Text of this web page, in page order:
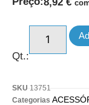
8,92 €
Qt.:
SKU 13751
Categorias